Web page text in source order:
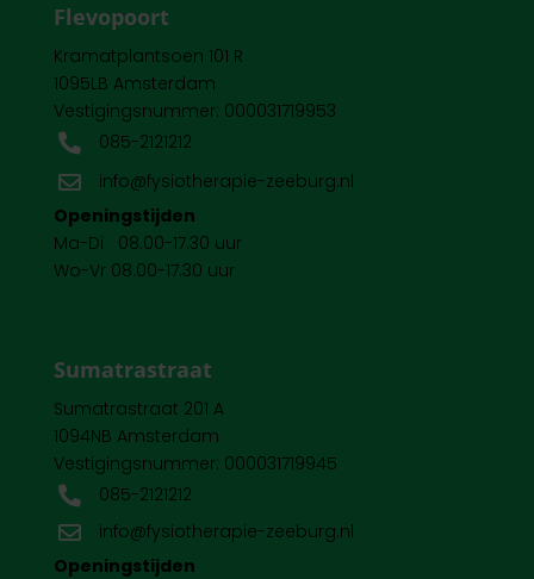
Flevopoort
Kramatplantsoen 101 R
1095LB Amsterdam
Vestigingsnummer: 000031719953
 085-2121212

info@fysiotherapie-zeeburg.nl
Openingstijden
Ma-Di 08.00-17.30 uur
Wo-Vr 08.00-17.30 uur
Sumatrastraat
Sumatrastraat 201 A
1094NB Amsterdam
Vestigingsnummer: 000031719945
 085-2121212

info@fysiotherapie-zeeburg.nl
Openingstijden